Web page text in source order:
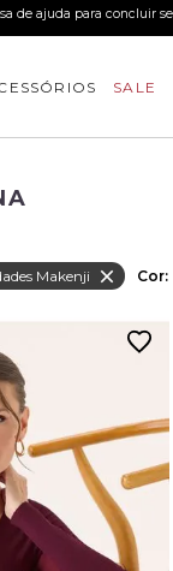
de ajuda para concluir
SALE
Makenji Cor: